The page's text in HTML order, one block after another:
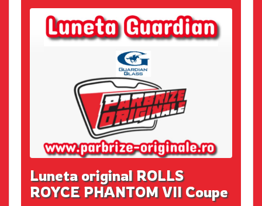
Luneta original ROLLS
ROYCE PHANTOM VII Coupe